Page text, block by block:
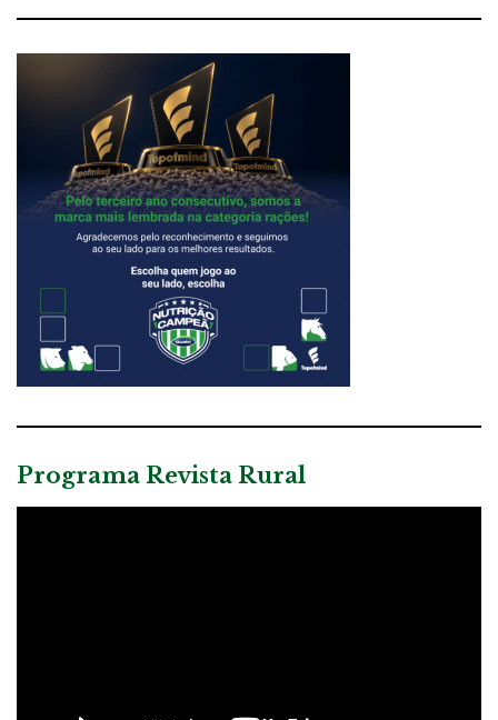
Programa Revista Rural